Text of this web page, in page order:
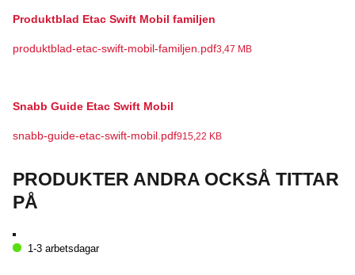
Produktblad Etac Swift Mobil familjen
produktblad-etac-swift-mobil-familjen.pdf3,47 MB
Snabb Guide Etac Swift Mobil
snabb-guide-etac-swift-mobil.pdf915,22 KB
PRODUKTER ANDRA OCKSÅ TITTAR
PÅ
1-3 arbetsdagar